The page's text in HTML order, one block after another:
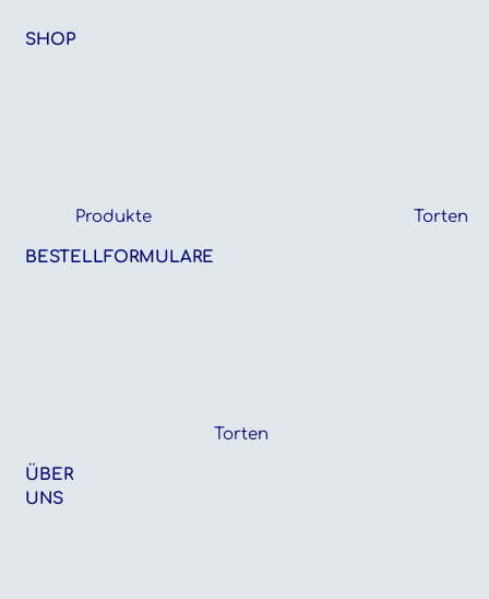
SHOP
Produkte Torten
BESTELLFORMULARE
Torten
ÜBER
UNS